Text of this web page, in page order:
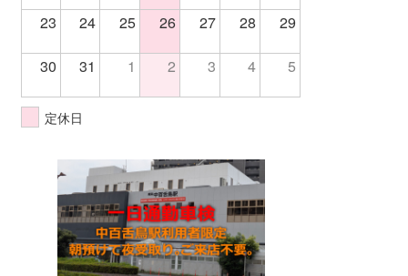
23 24 25 26 27 28 29
30 31 1 2 3 4 5
定休日